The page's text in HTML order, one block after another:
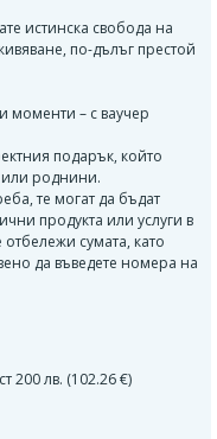
истинска свобода на
по-дълъг престой
моменти – с ваучер
подарък, който
или роднини.
те могат да бъдат
продукта или услуги в
сумата, като
да въведете номера на
200 лв. (102.26 €)